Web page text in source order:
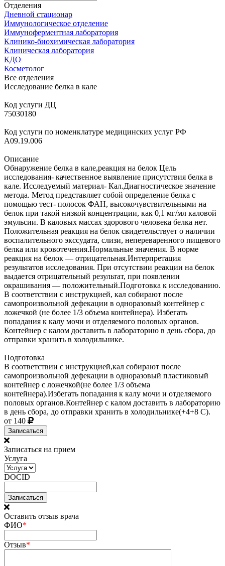
Отделения
Дневной стационар
Иммунологическое отделение
Иммуноферментная лаборатория
Клинико-биохимическая лаборатория
Клиническая лаборатория
КДО
Косметолог
Все отделения
Исследование белка в кале
Код услуги ДЦ
75030180
Код услуги по номенклатуре медицинских услуг РФ
A09.19.006
Описание
Обнаружение белка в кале,реакция на белок Цель
исследования- качественное выявление присутствия белка в
кале. Исследуемый материал- Кал.Диагностическое значение
метода. Метод представляет собой определение белка с
помощью тест- полосок ФАН, высокочувствительными на
белок при такой низкой концентрации, как 0,1 мг/мл каловой
эмульсии. В каловых массах здорового человека белка нет.
Положительная реакция на белок свидетельствует о наличии
воспалительного экссудата, слизи, непереваренного пищевого
белка или кровотечения.Нормальные значения. В норме
реакция на белок — отрицательная.Интерпретация
результатов исследования. При отсутствии реакции на белок
выдается отрицательный результат, при появлении
окрашивания — положительный.Подготовка к исследованию.
В соответствии с инструкцией, кал собирают после
самопроизвольной дефекации в одноразовый контейнер с
ложечкой (не более 1/3 объема контейнера). Избегать
попадания к калу мочи и отделяемого половых органов.
Контейнер с калом доставить в лабораторию в день сбора, до
отправки хранить в холодильнике.
Подготовка
В соответствии с инструкцией,кал собирают после
самопроизвольной дефекации в одноразовый пластиковый
контейнер с ложечкой(не более 1/3 объема
контейнера).Избегать попадания к калу мочи и отделяемого
половых органов.Контейнер с калом доставить в лабораторию
в день сбора, до отправки хранить в холодильнике(+4+8 С).
от 140
Записаться
Записаться на прием
Услуга
DOCID
Оставить отзыв врача
ФИО*
Отзыв*